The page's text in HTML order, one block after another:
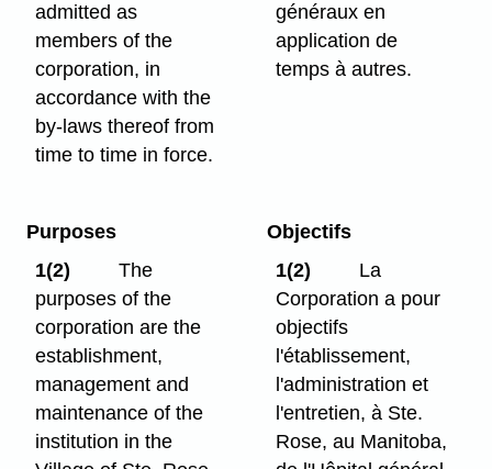
admitted as
members of the
corporation, in
accordance with the
by-laws thereof from
time to time in force.
généraux en
application de
temps à autres.
Purposes
1(2)
The
purposes of the
corporation are the
establishment,
management and
maintenance of the
institution in the
Objectifs
1(2)
La
Corporation a pour
objectifs
l'établissement,
l'administration et
l'entretien, à Ste.
Rose, au Manitoba,